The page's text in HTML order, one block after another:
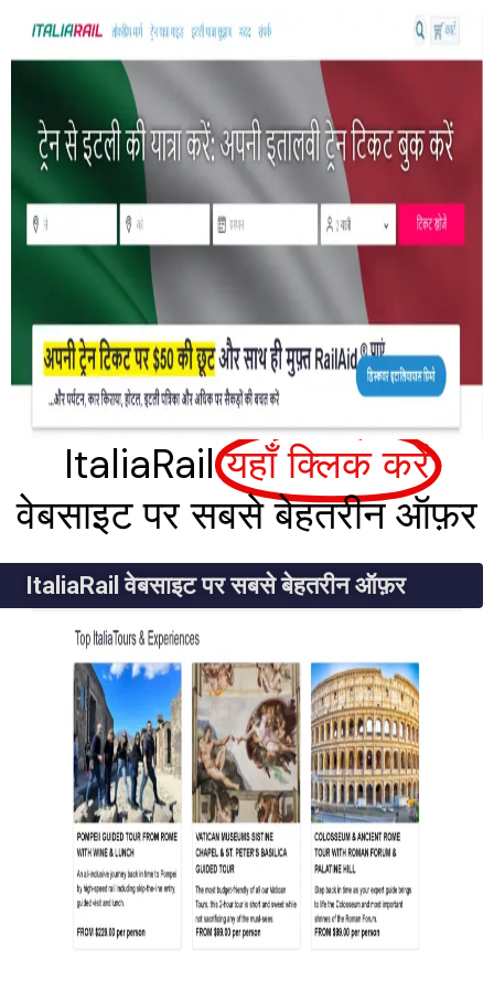
यहाँ क्लिक करें
ItaliaRail
वेबसाइट पर सबसे बेहतरीन
ItaliaRail वेबसाइट पर सबसे बेहतरीन ऑफ़र